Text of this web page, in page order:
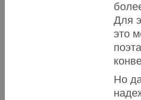
Для
это
Но